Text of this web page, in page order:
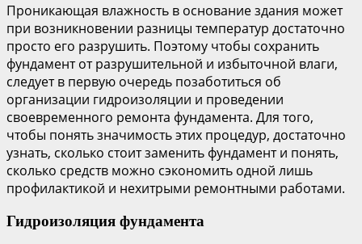
Проникающая влажность в основание здания может
при возникновении разницы температур достаточно
просто его разрушить. Поэтому чтобы сохранить
фундамент от разрушительной и избыточной влаги,
следует в первую очередь позаботиться об
организации гидроизоляции и проведении
своевременного ремонта фундамента. Для того,
чтобы понять значимость этих процедур, достаточно
узнать, сколько стоит заменить фундамент и понять,
сколько средств можно сэкономить одной лишь
профилактикой и нехитрыми ремонтными работами.
Гидроизоляция фундамента